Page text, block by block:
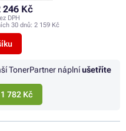
246 Kč
DPH
30 dnů: 2 159 Kč
TonerPartner náplníušetříte
782 Kč